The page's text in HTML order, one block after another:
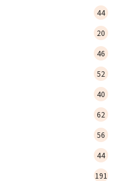
44
20
46
52
40
62
56
44
191